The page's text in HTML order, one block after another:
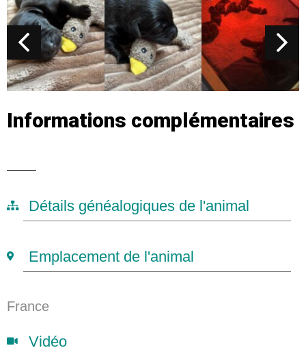
Informations complémentaires
Détails généalogiques de l'animal
Emplacement de l'animal
France
Vidéo